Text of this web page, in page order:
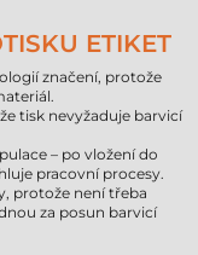
ETIKET
značení, protože
tisk nevyžaduje barvicí
– po vložení do
pracovní procesy.
protože není třeba
za posun barvicí